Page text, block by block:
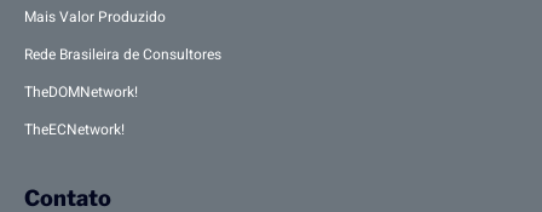
Mais Valor Produzido
Rede Brasileira de Consultores
TheDOMNetwork!
TheECNetwork!
Contato